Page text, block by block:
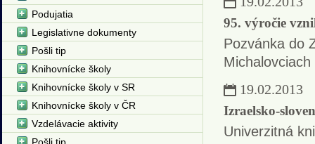
95. výročie
Pozvánka do
19.02.2013
Izraelsko-
Univerzitná
Podujatia
Legislativne dokumenty
Pošli tip
Knihovnícke školy
Knihovnícke školy v SR
Knihovnícke školy v ČR
Vzdelávacie aktivity